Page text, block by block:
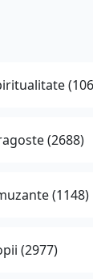
(2688)
(1148)
(2977)